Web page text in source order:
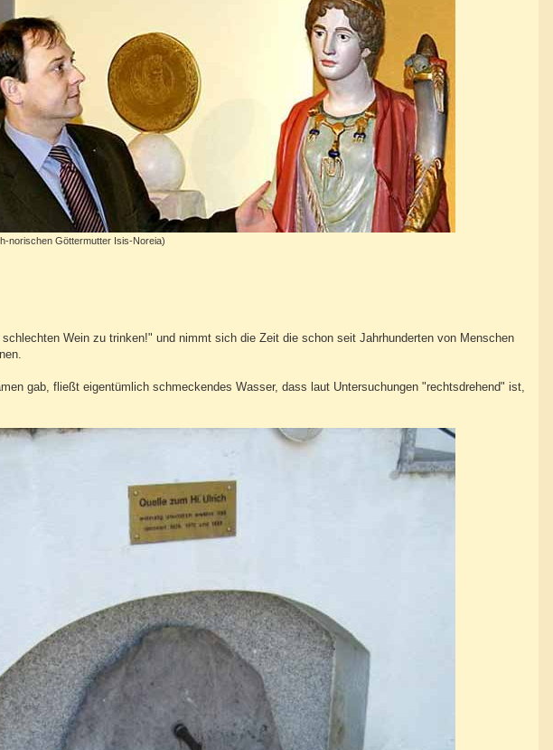
norischen Göttermutter Isis-Noreia)
Wein zu trinken!" und nimmt sich die Zeit die schon seit Jahrhunderten von Menschen
gab, fließt eigentümlich schmeckendes Wasser, dass laut Untersuchungen "rechtsdrehend" ist,